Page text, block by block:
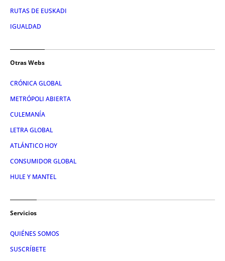
RUTAS DE EUSKADI
IGUALDAD
Otras Webs
CRÓNICA GLOBAL
METRÓPOLI ABIERTA
CULEMANÍA
LETRA GLOBAL
ATLÁNTICO HOY
CONSUMIDOR GLOBAL
HULE Y MANTEL
Servicios
QUIÉNES SOMOS
SUSCRÍBETE